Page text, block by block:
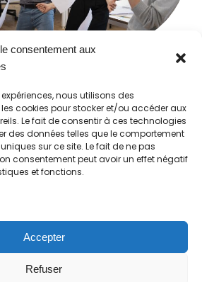
consentement aux
nous utilisons des
cookies pour stocker et/ou accéder aux
Le fait de consentir à ces technologies
des données telles que le comportement
sur ce site. Le fait de ne pas
consentement peut avoir un effet négatif
et fonctions.
Accepter
Refuser
CDG
inépuisable de santé" Dr
R. Abrezol
Mentions légales